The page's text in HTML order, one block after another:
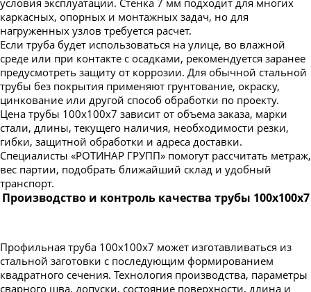
каркасных, опорных и монтажных задач, но для
нагруженных узлов требуется расчет.
Если труба будет использоваться на улице, во влажной
среде или при контакте с осадками, рекомендуется заранее
предусмотреть защиту от коррозии. Для обычной стальной
трубы без покрытия применяют грунтование, окраску,
цинкование или другой способ обработки по проекту.
Цена трубы 100х100х7 зависит от объема заказа, марки
стали, длины, текущего наличия, необходимости резки,
гибки, защитной обработки и адреса доставки.
Специалисты «РОТИНАР ГРУПП» помогут рассчитать метраж,
вес партии, подобрать ближайший склад и удобный
транспорт.
Производство и контроль качества трубы 100х100х7
Профильная труба 100х100х7 может изготавливаться из
стальной заготовки с последующим формированием
квадратного сечения. Технология производства, параметры
сварного шва, допуски, состояние поверхности, длина и